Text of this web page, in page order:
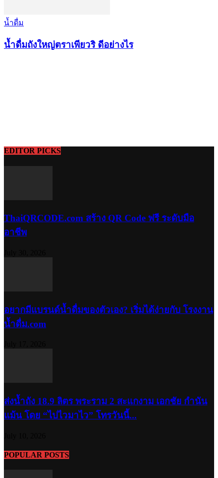
น้ำดื่ม
น้ำดื่มถังใหญ่ตราเพียวริ ดีอย่างไร
EDITOR PICKS
ThaiQRCODE.com สร้าง QR Code ฟรี ระดับมือ
อาชีพ
อยากมีแบรนด์น้ำดื่มของตัวเอง? เริ่มได้ง่ายกับ โรงงาน
น้ำดื่ม.com
ส่งน้ำถัง 18.9 ลิตร พระราม 2 สะแกงาม เอกชัย กำนัน
แม้น โดย “ไปไวมาไว” โทรวันนี้...
POPULAR POSTS